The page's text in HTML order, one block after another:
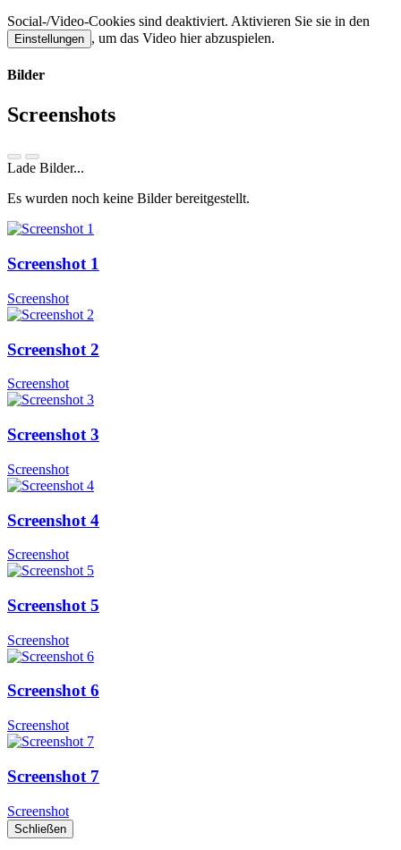
Social-/Video-Cookies sind deaktiviert. Aktivieren Sie sie in den
Einstellungen , um das Video hier abzuspielen.
Bilder
Screenshots
Lade Bilder...
Es wurden noch keine Bilder bereitgestellt.
Screenshot 1
Screenshot
Screenshot 2
Screenshot
Screenshot 3
Screenshot
Screenshot 4
Screenshot
Screenshot 5
Screenshot
Screenshot 6
Screenshot
Screenshot 7
Screenshot
Schließen